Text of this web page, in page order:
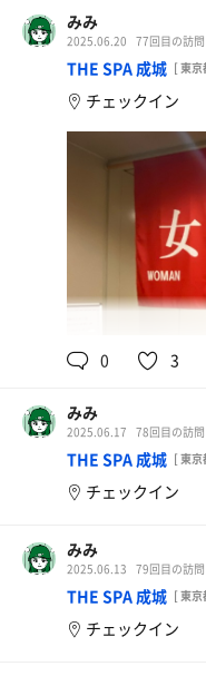
みみ
2025.06.20 77回目の訪問
THE SPA 成城 [ 東京
チェックイン
0 3
みみ
2025.06.17 78回目の訪問
THE SPA 成城 [ 東京
チェックイン
みみ
2025.06.13 79回目の訪問
THE SPA 成城 [ 東京
チェックイン